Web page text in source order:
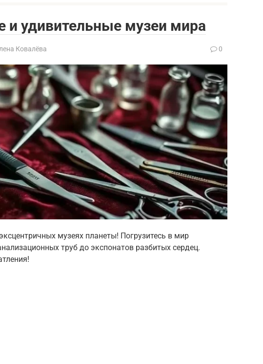
удивительные музеи мира
Ковалёва 0
музеях планеты! Погрузитесь в мир
труб до экспонатов разбитых сердец.